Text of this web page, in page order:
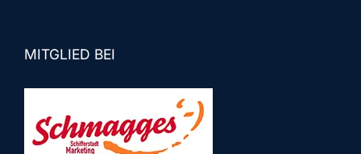
MITGLIED BEI